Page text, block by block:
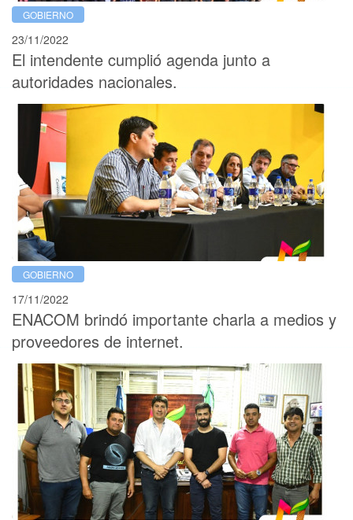
GOBIERNO
23/11/2022
El intendente cumplió agenda junto a
autoridades nacionales.
GOBIERNO
17/11/2022
ENACOM brindó importante charla a medios y
proveedores de internet.